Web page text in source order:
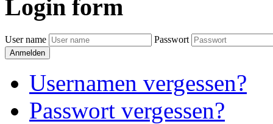
Login form
User name Passwort
Anmelden
Usernamen vergessen?
Passwort vergessen?